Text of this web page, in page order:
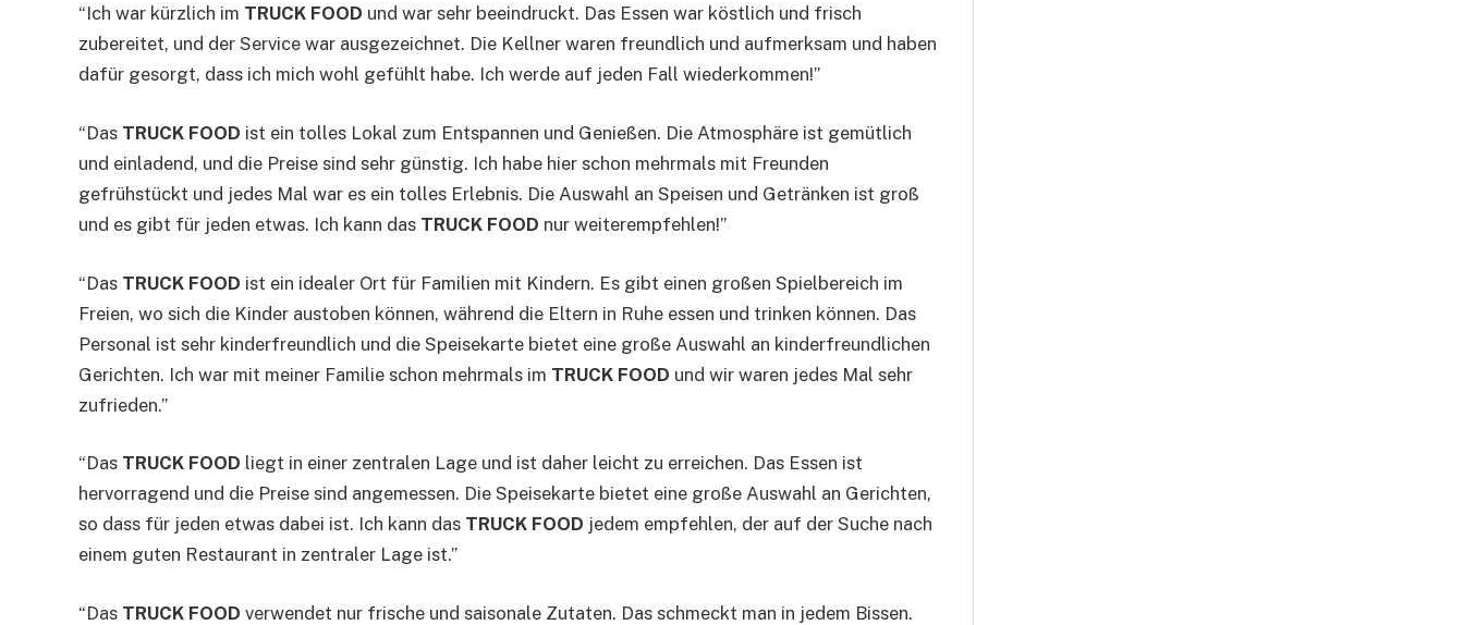
“Ich war kürzlich im TRUCK FOOD und war sehr beeindruckt. Das Essen war köstlich und frisch
zubereitet, und der Service war ausgezeichnet. Die Kellner waren freundlich und aufmerksam und haben
dafür gesorgt, dass ich mich wohl gefühlt habe. Ich werde auf jeden Fall wiederkommen!”
“Das TRUCK FOOD ist ein tolles Lokal zum Entspannen und Genießen. Die Atmosphäre ist gemütlich
und einladend, und die Preise sind sehr günstig. Ich habe hier schon mehrmals mit Freunden
gefrühstückt und jedes Mal war es ein tolles Erlebnis. Die Auswahl an Speisen und Getränken ist groß
und es gibt für jeden etwas. Ich kann das TRUCK FOOD nur weiterempfehlen!”
“Das TRUCK FOOD ist ein idealer Ort für Familien mit Kindern. Es gibt einen großen Spielbereich im
Freien, wo sich die Kinder austoben können, während die Eltern in Ruhe essen und trinken können. Das
Personal ist sehr kinderfreundlich und die Speisekarte bietet eine große Auswahl an kinderfreundlichen
Gerichten. Ich war mit meiner Familie schon mehrmals im TRUCK FOOD und wir waren jedes Mal sehr
zufrieden.”
“Das TRUCK FOOD liegt in einer zentralen Lage und ist daher leicht zu erreichen. Das Essen ist
hervorragend und die Preise sind angemessen. Die Speisekarte bietet eine große Auswahl an Gerichten,
so dass für jeden etwas dabei ist. Ich kann das TRUCK FOOD jedem empfehlen, der auf der Suche nach
einem guten Restaurant in zentraler Lage ist.”
“Das TRUCK FOOD verwendet nur frische und saisonale Zutaten. Das schmeckt man in jedem Bissen.